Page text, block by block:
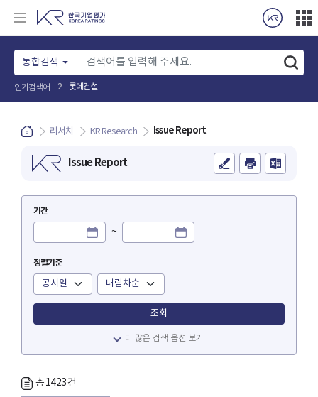
통합검색
인기검색어 2 롯데건설
리서치 KR Research Issue Report
Issue Report
기간
~
정렬기준
검색어
조회
더 많은 검색 옵션 보기
총1423건